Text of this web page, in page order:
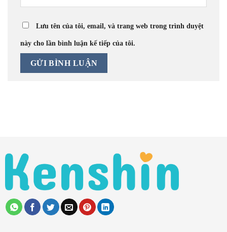
Lưu tên của tôi, email, và trang web trong trình duyệt
này cho lần bình luận kế tiếp của tôi.